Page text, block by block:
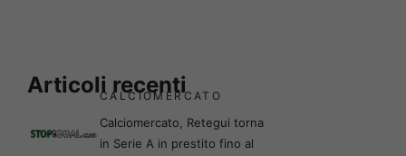
Articoli recenti
CALCIOMERCATO
Calciomercato, Retegui torna
in Serie A in prestito fino al